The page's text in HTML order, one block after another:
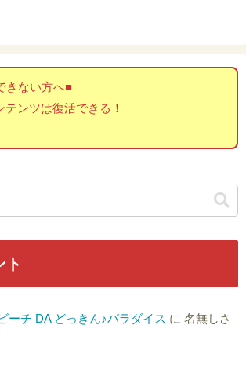
きない方へ■
テンツは復活できる！
ト
チ DA どっきん♪パラダイス に 名無しさ